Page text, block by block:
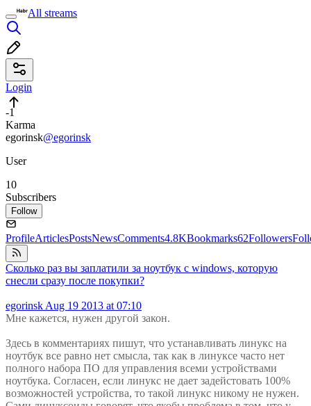
All streams
Login
-1
Karma
egorinsk@egorinsk
User
10
Subscribers
Follow
ProfileArticlesPostsNewsComments4.8KBookmarks62Followers
Сколько раз вы заплатили за ноутбук с windows, которую
снесли сразу после покупки?
egorinsk Aug 19 2013 at 07:10
Мне кажется, нужен другой закон.
Здесь в комментариях пишут, что устанавливать линукс на
ноутбук все равно нет смысла, так как в линуксе часто нет
полного набора ПО для управления всеми устройствами
ноутбука. Согласен, если линукс не дает задейстовать 100%
возможностей устройства, то такой линукс никому не нужен.